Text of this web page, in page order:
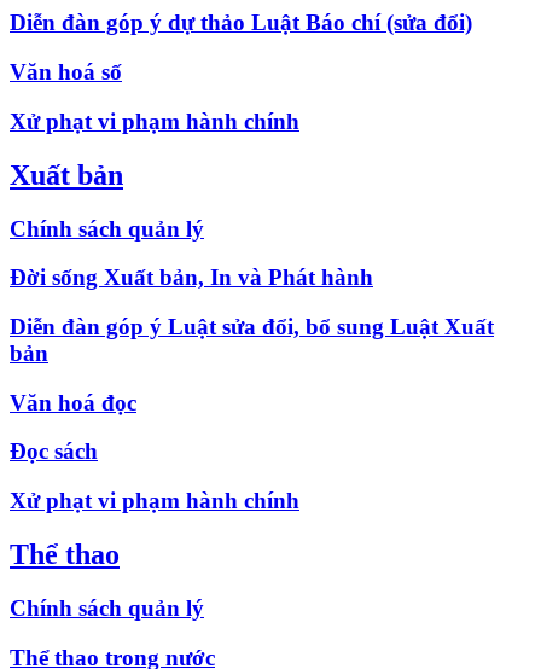
Diễn đàn góp ý dự thảo Luật Báo chí (sửa đổi)
Văn hoá số
Xử phạt vi phạm hành chính
Xuất bản
Chính sách quản lý
Đời sống Xuất bản, In và Phát hành
Diễn đàn góp ý Luật sửa đổi, bổ sung Luật Xuất
bản
Văn hoá đọc
Đọc sách
Xử phạt vi phạm hành chính
Thể thao
Chính sách quản lý
Thể thao trong nước